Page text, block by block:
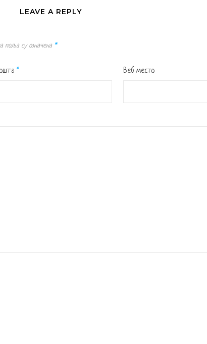
LEAVE A REPLY
поља су означена *
* Веб место